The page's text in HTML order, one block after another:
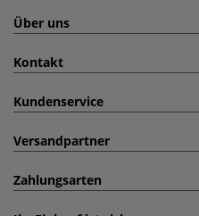
Über uns
Kontakt
Kundenservice
Versandpartner
Zahlungsarten